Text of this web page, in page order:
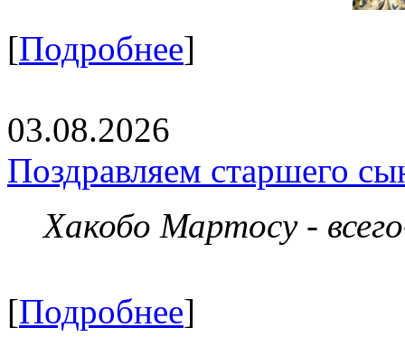
[Подробнее]
03.08.2026
Поздравляем старшего
Хакобо Мартосу -
[Подробнее]